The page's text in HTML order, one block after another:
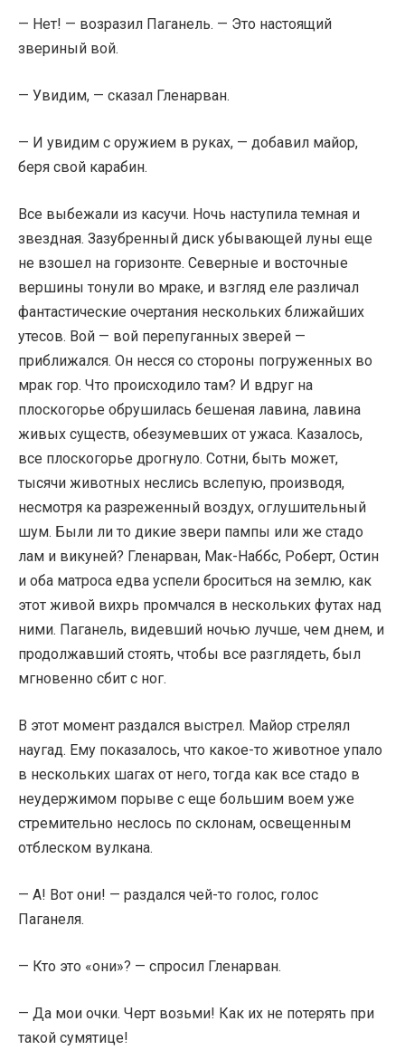
— Нет! — возразил Паганель. — Это настоящий
звериный вой.
— Увидим, — сказал Гленарван.
— И увидим с оружием в руках, — добавил майор,
беря свой карабин.
Все выбежали из касучи. Ночь наступила темная и
звездная. Зазубренный диск убывающей луны еще
не взошел на горизонте. Северные и восточные
вершины тонули во мраке, и взгляд еле различал
фантастические очертания нескольких ближайших
утесов. Вой — вой перепуганных зверей —
приближался. Он несся со стороны погруженных во
мрак гор. Что происходило там? И вдруг на
плоскогорье обрушилась бешеная лавина, лавина
живых существ, обезумевших от ужаса. Казалось,
все плоскогорье дрогнуло. Сотни, быть может,
тысячи животных неслись вслепую, производя,
несмотря ка разреженный воздух, оглушительный
шум. Были ли то дикие звери пампы или же стадо
лам и викуней? Гленарван, Мак-Наббс, Роберт, Остин
и оба матроса едва успели броситься на землю, как
этот живой вихрь промчался в нескольких футах над
ними. Паганель, видевший ночью лучше, чем днем, и
продолжавший стоять, чтобы все разглядеть, был
мгновенно сбит с ног.
В этот момент раздался выстрел. Майор стрелял
наугад. Ему показалось, что какое-то животное упало
в нескольких шагах от него, тогда как все стадо в
неудержимом порыве с еще большим воем уже
стремительно неслось по склонам, освещенным
отблеском вулкана.
— А! Вот они! — раздался чей-то голос, голос
Паганеля.
— Кто это «они»? — спросил Гленарван.
— Да мои очки. Черт возьми! Как их не потерять при
такой сумятице!